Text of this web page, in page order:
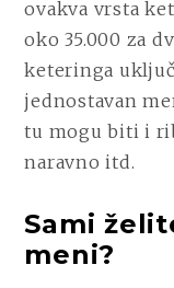
ovakva vrsta
oko 35.000 za
keteringa
jednostavan
tu mogu biti i
naravno itd.
Sami
meni?